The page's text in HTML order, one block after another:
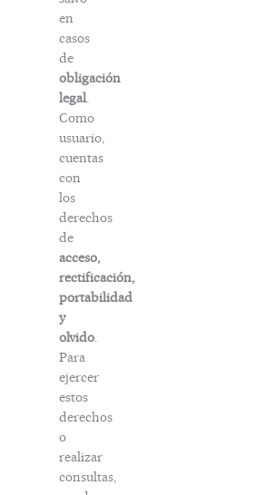
en
casos
de
obligación
legal.
Como
usuario,
cuentas
con
los
derechos
de
acceso,
rectificación,
portabilidad
y
olvido.
Para
ejercer
estos
derechos
o
realizar
consultas,